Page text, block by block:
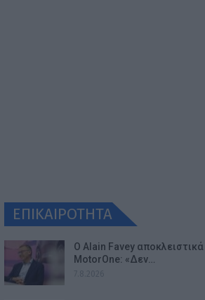
ΕΠΙΚΑΙΡΟΤΗΤΑ
Ο Alain Favey
MotorOne: «Δεν…